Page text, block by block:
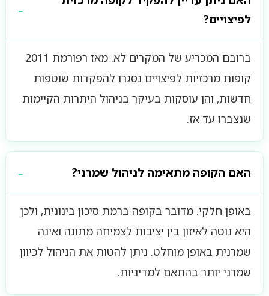
לפיצויים?
ברובם המכריע של המקרים לא. מאז רפורמת 2011
קופות מרכזיות לפיצויים נסגרו להפקדות שוטפות
חדשות, והן עוסקות בעיקר בניהול היתרות הקיימות
שנצברו עד אז.
האם הקופה מתאימה לניהול שמרני?
באופן חלקי. מדובר בקופה ברמת סיכון בינונית, ולכן
היא נוטה לאיזון בין יציבות לצמיחה מתונה ואינה
שמרנית באופן מוחלט. ניתן להטות את הניהול לכיוון
שמרני יותר בהתאם למדיניות.